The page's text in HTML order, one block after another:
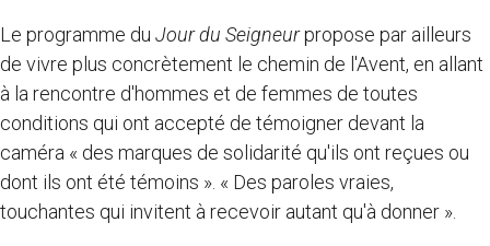
Le programme du Jour du Seigneurpropose par ailleurs
de vivre plus concrètement le chemin de l'Avent, en allant
à la rencontre d'hommes et de femmes de toutes
conditions qui ont accepté de témoigner devant la
caméra « des marques de solidarité qu'ils ont reçues ou
dont ils ont été témoins ». « Des paroles vraies,
touchantes qui invitent à recevoir autant qu'à donner ».